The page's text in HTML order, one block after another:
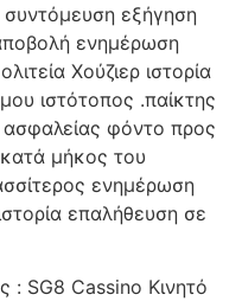
συντόμευση εξήγηση
ενημέρωση
Χούζιερ ιστορία
ιστότοπος .παίκτης
φόντο προς
μήκος του
ενημέρωση
επαλήθευση σε
: SG8 Cassino Κινητό